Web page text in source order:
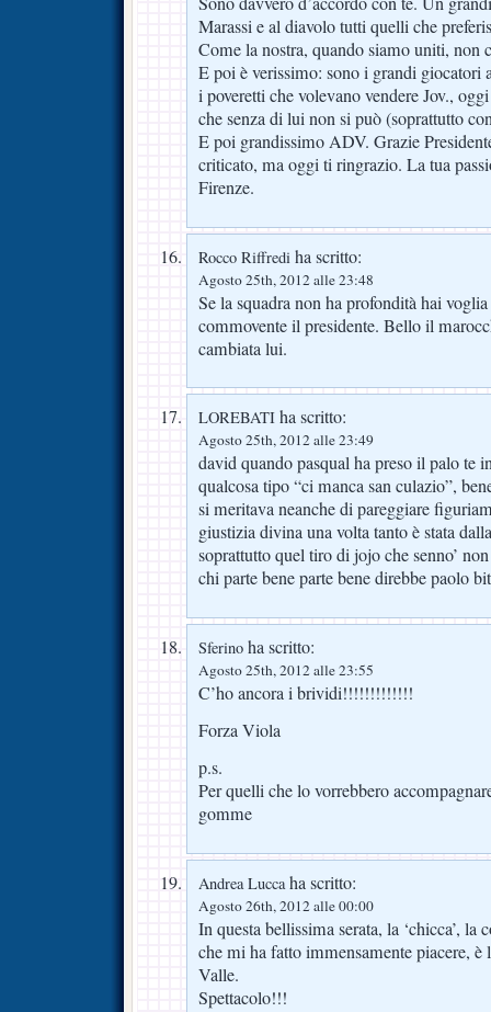
Marassi e al diavolo tutti quelli che
Come la nostra, quando siamo uniti, non
E poi è verissimo: sono i grandi giocatori
i poveretti che volevano vendere Jov.,
che senza di lui non si può (soprattutto
E poi grandissimo ADV. Grazie
criticato, ma oggi ti ringrazio. La tua
Firenze.
Rocco Riffredi ha scritto:
Agosto 25th, 2012 alle 23:48
Se la squadra non ha profondità hai
commovente il presidente. Bello il
cambiata lui.
LOREBATI ha scritto:
Agosto 25th, 2012 alle 23:49
david quando pasqual ha preso il palo te
qualcosa tipo “ci manca san culazio”,
si meritava neanche di pareggiare
giustizia divina una volta tanto è stata
soprattutto quel tiro di jojo che senno’
chi parte bene parte bene direbbe paolo
Sferino ha scritto:
Agosto 25th, 2012 alle 23:55
C’ho ancora i brividi!!!!!!!!!!!!!
Forza Viola
p.s.
Per quelli che lo vorrebbero
gomme
Andrea Luccaha scritto:
Agosto 26th, 2012 alle 00:00
In questa bellissima serata, la ‘chicca’, la
che mi ha fatto immensamente piacere, è
Valle.
Spettacolo!!!